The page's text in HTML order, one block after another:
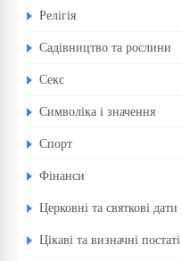
Релігія
Садівництво та рослини
Секс
Символіка і значення
Спорт
Фінанси
Церковні та святкові дати
Цікаві та визначні постаті